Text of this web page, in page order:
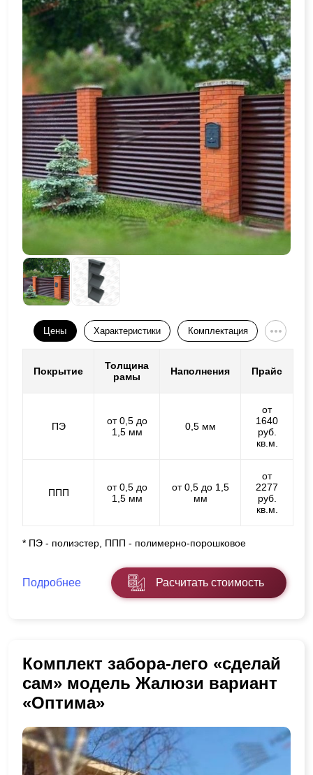
Цены Характеристики Комплектация
Покрытие
Толщина
рамы
Наполнения Прайс
ПЭ
от 0,5 до
1,5 мм
0,5 мм
от
1640
руб.
кв.м.
ППП
от 0,5 до
1,5 мм
от 0,5 до 1,5
мм
от
2277
руб.
кв.м.
* ПЭ - полиэстер, ППП - полимерно-порошковое
Подробнее Расчитать стоимость
Комплект забора-лего «сделай
сам» модель Жалюзи вариант
«Оптима»